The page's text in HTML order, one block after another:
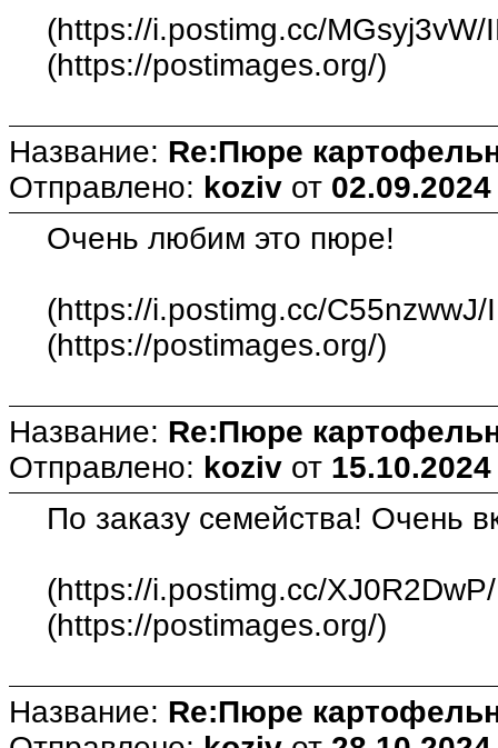
(https://i.postimg.cc/MGsyj3vW/
(https://postimages.org/)
Название: Re:Пюре
Отправлено: koziv от
Очень любим это пюре!
(https://i.postimg.cc/
(https://postimages.org/)
Название: Re:Пюре
Отправлено: koziv от
По заказу семейства! Очень
(https://i.postimg.cc/
(https://postimages.org/)
Название: Re:Пюре